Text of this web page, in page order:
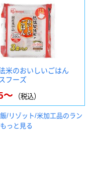
米のおいしいごはん
フーズ
～ （税込）
/リゾット/米加工品のラン
っと見る